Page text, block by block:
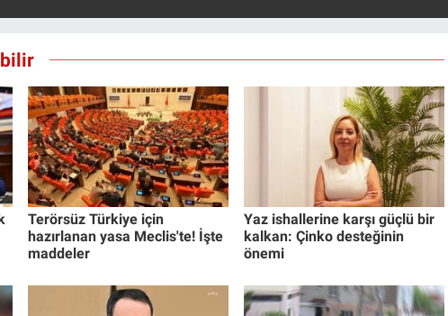
Terörsüz Türkiye için
hazırlanan yasa Meclis'te! İşte
maddeler
Yaz ishallerine karşı güçlü bir
kalkan: Çinko desteğinin
önemi